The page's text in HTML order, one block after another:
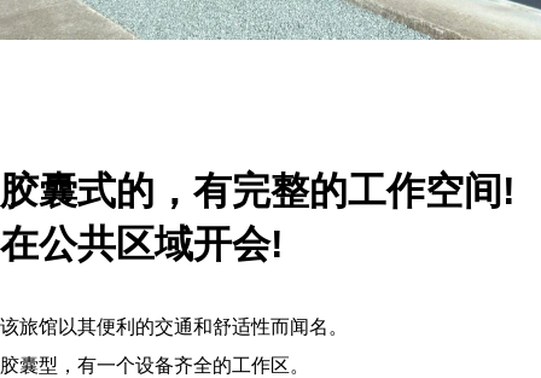
胶囊式的，有完整的工作空间!
在公共区域开会!
该旅馆以其便利的交通和舒适性而闻名。
胶囊型，有一个设备齐全的工作区。